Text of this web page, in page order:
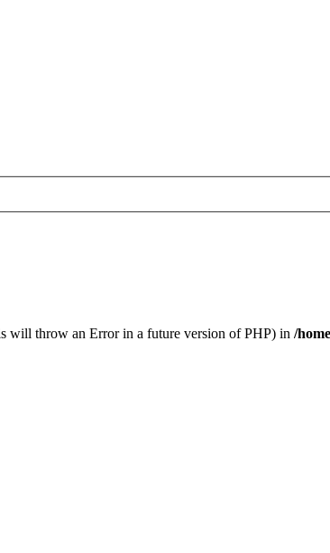
will throw an Error in a future version of PHP) in /